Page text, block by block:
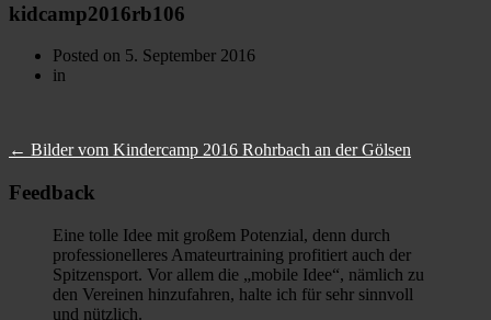
kidcamp2016rb106
Posted on 5. September 2016
in
← Bilder vom Kindercamp 2016 Rohrbach an der Gölsen
Feedback
Eine tolle Idee mit großem Potenzial, denn durch
professionelleres Amateurtraining profitiert auch der
Spitzensport. Vor allem die „mobile Idee“, nämlich zu
den Vereinen hinzufahren, halte ich für sehr sinnvoll
und nützlich.